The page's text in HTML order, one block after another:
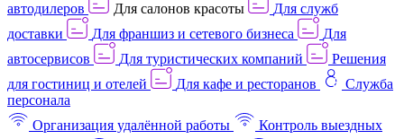
автодилеров
Для салонов красоты
Для служб
доставки
Для франшиз и сетевого бизнеса
Для
автосервисов
Для туристических компаний
Решения
для гостиниц и отелей
Для кафе и ресторанов
Служба
персонала
Организация удалённой работы
Контроль выездных